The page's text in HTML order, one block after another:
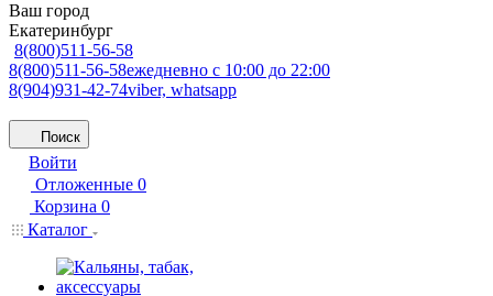
Ваш город
Екатеринбург
8(800)511-56-58
8(800)511-56-58ежедневно с 10:00 до 22:00
8(904)931-42-74viber, whatsapp
Поиск
Войти
Отложенные 0
Корзина 0
Каталог